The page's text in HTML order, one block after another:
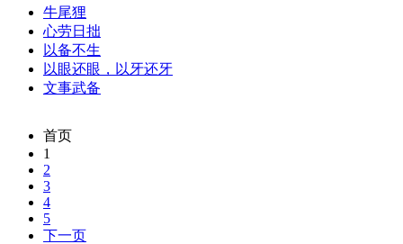
牛尾狸
心劳日拙
以备不生
以眼还眼，以牙还牙
文事武备
首页
1
2
3
4
5
下一页